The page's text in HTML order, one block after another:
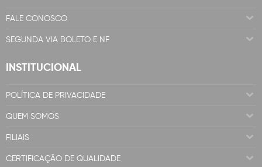
FALE CONOSCO
SEGUNDA VIA BOLETO E NF
INSTITUCIONAL
POLÍTICA DE PRIVACIDADE
QUEM SOMOS
FILIAIS
CERTIFICAÇÃO DE QUALIDADE